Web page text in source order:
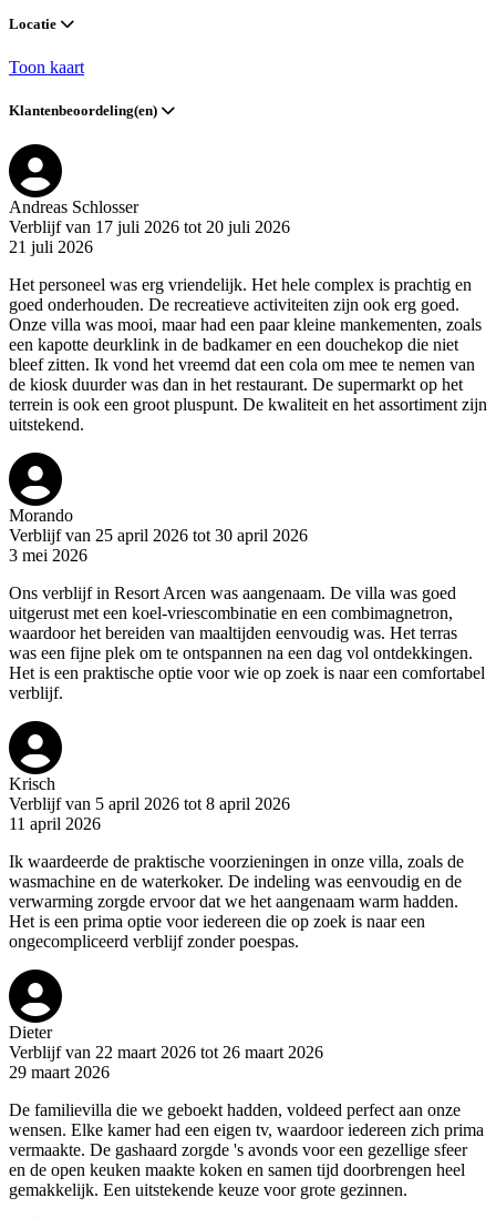
Locatie
Toon kaart
Klantenbeoordeling(en)
Andreas Schlosser
Verblijf van 17 juli 2026 tot 20 juli 2026
21 juli 2026
Het personeel was erg vriendelijk. Het hele complex is prachtig en
goed onderhouden. De recreatieve activiteiten zijn ook erg goed.
Onze villa was mooi, maar had een paar kleine mankementen, zoals
een kapotte deurklink in de badkamer en een douchekop die niet
bleef zitten. Ik vond het vreemd dat een cola om mee te nemen van
de kiosk duurder was dan in het restaurant. De supermarkt op het
terrein is ook een groot pluspunt. De kwaliteit en het assortiment zijn
uitstekend.
Morando
Verblijf van 25 april 2026 tot 30 april 2026
3 mei 2026
Ons verblijf in Resort Arcen was aangenaam. De villa was goed
uitgerust met een koel-vriescombinatie en een combimagnetron,
waardoor het bereiden van maaltijden eenvoudig was. Het terras
was een fijne plek om te ontspannen na een dag vol ontdekkingen.
Het is een praktische optie voor wie op zoek is naar een comfortabel
verblijf.
Krisch
Verblijf van 5 april 2026 tot 8 april 2026
11 april 2026
Ik waardeerde de praktische voorzieningen in onze villa, zoals de
wasmachine en de waterkoker. De indeling was eenvoudig en de
verwarming zorgde ervoor dat we het aangenaam warm hadden.
Het is een prima optie voor iedereen die op zoek is naar een
ongecompliceerd verblijf zonder poespas.
Dieter
Verblijf van 22 maart 2026 tot 26 maart 2026
29 maart 2026
De familievilla die we geboekt hadden, voldeed perfect aan onze
wensen. Elke kamer had een eigen tv, waardoor iedereen zich prima
vermaakte. De gashaard zorgde 's avonds voor een gezellige sfeer
en de open keuken maakte koken en samen tijd doorbrengen heel
gemakkelijk. Een uitstekende keuze voor grote gezinnen.